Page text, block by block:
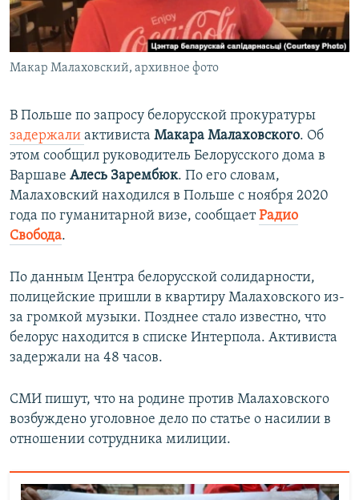
ПОБЕДИТЕЛЕЙ НЕ СУДЯТ?
КРЫМ.НЕПОКОРЕННЫЙ
ELIFBE
ПРИСОЕДИНЯЙТЕСЬ!
Все сайты RFE/RL
Макар Малаховский, архивное фото
В Польше по запросу белорусской прокуратуры
задержали активиста Макара Малаховского. Об
этом сообщил руководитель Белорусского дома в
Варшаве Алесь Зарембюк. По его словам,
Малаховский находился в Польше с ноября 2020
года по гуманитарной визе, сообщаетРадио
Свобода.
По данным Центра белорусской солидарности,
полицейские пришли в квартиру Малаховского из-
за громкой музыки. Позднее стало известно, что
белорус находится в списке Интерпола. Активиста
задержали на 48 часов.
СМИ пишут, что на родине против Малаховского
возбуждено уголовное дело по статье о насилии в
отношении сотрудника милиции.